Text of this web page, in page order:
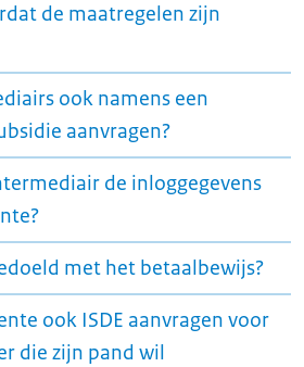
de maatregelen zijn
ook namens een
aanvragen?
de inloggegevens
met het betaalbewijs?
ook ISDE aanvragen voor
die zijn pand wil